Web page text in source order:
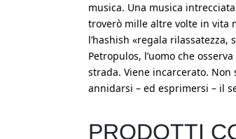
musica. Una musica
troverò mille altre volte in vita
l’hashish «regala
Petropulos, l’uomo che
strada. Viene incarcerato.
annidarsi – ed esprimersi – il
PRODOTTI